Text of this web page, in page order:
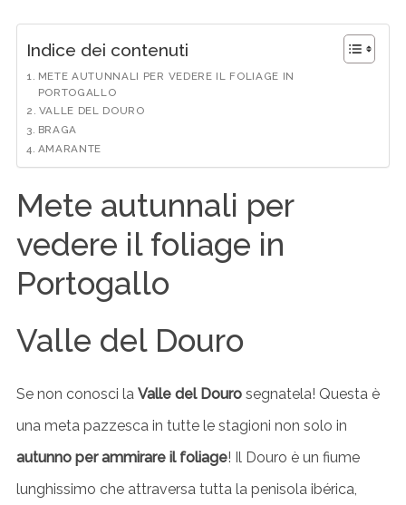
Indice dei contenuti
METE AUTUNNALI PER VEDERE IL FOLIAGE IN
PORTOGALLO
VALLE DEL DOURO
BRAGA
AMARANTE
Mete autunnali per
vedere il foliage in
Portogallo
Valle del Douro
Se non conosci la Valle del Dourosegnatela! Questa è
una meta pazzesca in tutte le stagioni non solo in
autunno per ammirare il foliage! Il Douro è un fiume
lunghissimo che attraversa tutta la penisola ibérica,